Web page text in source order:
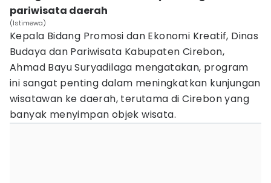
pariwisata daerah
(Istimewa)
Kepala Bidang Promosi dan Ekonomi Kreatif, Dinas
Budaya dan Pariwisata Kabupaten Cirebon,
Ahmad Bayu Suryadilaga mengatakan, program
ini sangat penting dalam meningkatkan kunjungan
wisatawan ke daerah, terutama di Cirebon yang
banyak menyimpan objek wisata.